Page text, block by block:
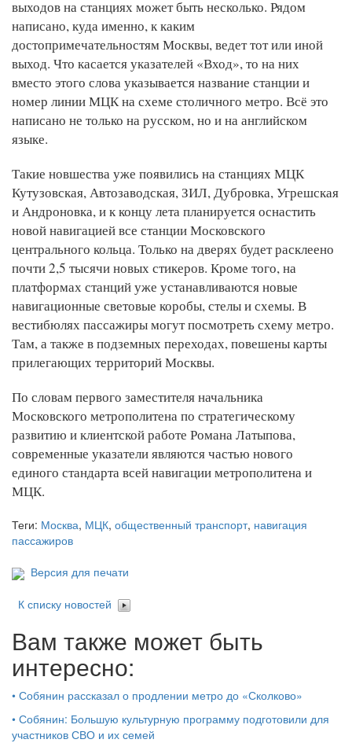
выходов на станциях может быть несколько. Рядом
написано, куда именно, к каким
достопримечательностям Москвы, ведет тот или иной
выход. Что касается указателей «Вход», то на них
вместо этого слова указывается название станции и
номер линии МЦК на схеме столичного метро. Всё это
написано не только на русском, но и на английском
языке.
Такие новшества уже появились на станциях МЦК
Кутузовская, Автозаводская, ЗИЛ, Дубровка, Угрешская
и Андроновка, и к концу лета планируется оснастить
новой навигацией все станции Московского
центрального кольца. Только на дверях будет расклеено
почти 2,5 тысячи новых стикеров. Кроме того, на
платформах станций уже устанавливаются новые
навигационные световые коробы, стелы и схемы. В
вестибюлях пассажиры могут посмотреть схему метро.
Там, а также в подземных переходах, повешены карты
прилегающих территорий Москвы.
По словам первого заместителя начальника
Московского метрополитена по стратегическому
развитию и клиентской работе Романа Латыпова,
современные указатели являются частью нового
единого стандарта всей навигации метрополитена и
МЦК.
Теги: Москва, МЦК, общественный транспорт, навигация
пассажиров
Версия для печати
К списку новостей
Вам также может быть
интересно:
• Собянин рассказал о продлении метро до «Сколково»
• Собянин: Большую культурную программу подготовили для
участников СВО и их семей